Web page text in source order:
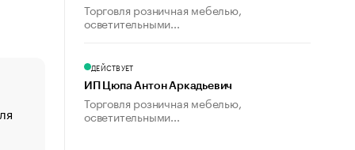
«От спорта тело стареет иначе». Как живет глава
создавшей GTA
Торговля розничная мебелью,
осветительными...
ДЕЙСТВУЕТ
ИП Цюпа Антон Аркадьевич
Торговля розничная мебелью,
осветительными...